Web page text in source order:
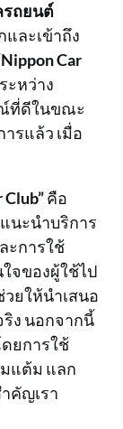
ถยนต์
ละเข้าถึง
Car
ะหว่าง
ที่ดีในขณะ
รแล้ว เมื่อ
Club”คือ
นะนำบริการ
ะการใช้
จของผู้ใช้ไป
ยให้นำเสนอ
ง นอกจากนี้
ยการใช้
แต้ม แลก
คัญเรา